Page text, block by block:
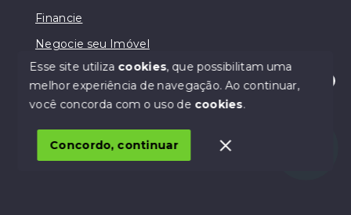
Olá! Estamos disponíveis para te ajudar.
Financie
Negocie seu Imóvel
© Copyright 2026 - Lodi Negócios Imobiliários - Todos
SITE PARA IMOBILIARIA
Esse site utiliza cookies, que possibilitam uma
melhor experiência de navegação.Ao continuar,
você concorda com o uso de cookies.
Concordo, continuar